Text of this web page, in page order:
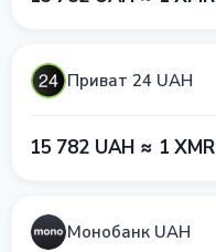
Приват 24 UAH
15 782 UAH ≈ 1 XMR
Монобанк UAH